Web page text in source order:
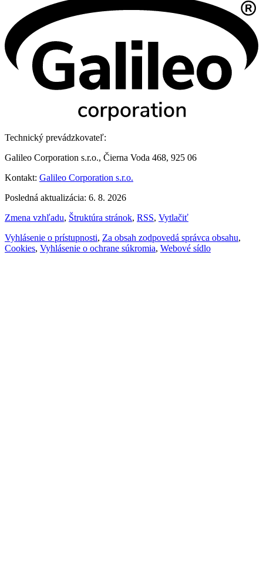
Technický prevádzkovateľ:
Galileo Corporation s.r.o., Čierna Voda 468, 925 06
Kontakt: Galileo Corporation s.r.o.
Posledná aktualizácia: 6. 8. 2026
Zmena vzhľadu, Štruktúra stránok, RSS, Vytlačiť
Vyhlásenie o prístupnosti, Za obsah zodpovedá správca obsahu,
Cookies, Vyhlásenie o ochrane súkromia, Webové sídlo